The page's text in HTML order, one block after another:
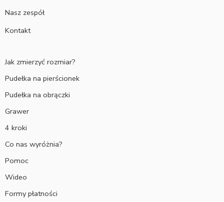
Nasz zespół
Kontakt
Jak zmierzyć rozmiar?
Pudełka na pierścionek
Pudełka na obrączki
Grawer
4 kroki
Co nas wyróżnia?
Pomoc
Wideo
Formy płatności